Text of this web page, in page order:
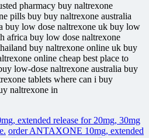
pharmacy buy naltrexone
pills buy buy naltrexone australia
buy low dose naltrexone uk buy low
africa buy low dose naltrexone
buy naltrexone online uk buy
online cheap best place to
low-dose naltrexone australia buy
tablets where can i buy
naltrexone in
extended release for 20mg, 30mg
order ANTAXONE 10mg, extended